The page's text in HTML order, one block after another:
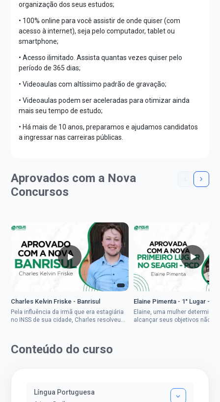
organização dos seus estudos;
• 100% online para você assistir de onde quiser (com
acesso à internet), seja pelo computador, tablet ou
smartphone;
• Acesso ilimitado. Assista quantas vezes quiser pelo
período de 365 dias;
• Videoaulas com altíssimo padrão de gravação;
• Videoaulas podem ser aceleradas para otimizar ainda
mais seu tempo de estudo;
• Há mais de 10 anos, preparamos e ajudamos candidatos
a ingressar nas carreiras públicas.
Aprovados com a Nova
Concursos
Charles Kelvin Friske - Banrisul
Pela influência da irmã que era estagiária
no INSS de sua cidade, Charles resolveu
Elaine Pimenta - 1° Lugar -
Elaine, uma mulher
alcançar seus objetivos não
Conteúdo do curso
Língua Portuguesa